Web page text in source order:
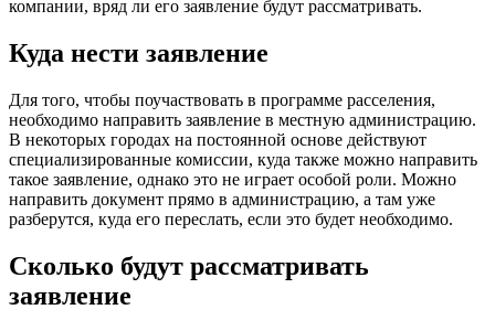
компании, вряд ли его заявление будут рассматривать.
Куда нести заявление
Для того, чтобы поучаствовать в программе расселения,
необходимо направить заявление в местную администрацию.
В некоторых городах на постоянной основе действуют
специализированные комиссии, куда также можно направить
такое заявление, однако это не играет особой роли. Можно
направить документ прямо в администрацию, а там уже
разберутся, куда его переслать, если это будет необходимо.
Сколько будут рассматривать
заявление